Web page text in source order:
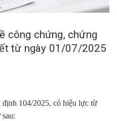
công chứng, chứng
từ ngày 01/07/2025
104/2025, có hiệu lực từ